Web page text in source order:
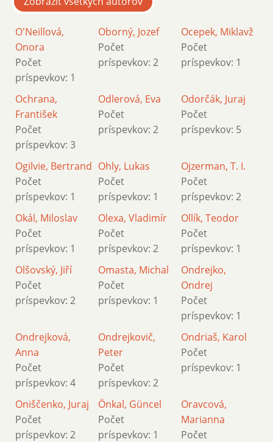
O'Neillová,
Onora
Počet
príspevkov: 1
Oborný, Jozef
Počet
príspevkov: 2
Ocepek, Miklavž
Počet
príspevkov: 1
Ochrana,
František
Počet
príspevkov: 3
Odlerová, Eva
Počet
príspevkov: 2
Odorčák, Juraj
Počet
príspevkov: 5
Ogilvie, Bertrand
Počet
príspevkov: 1
Ohly, Lukas
Počet
príspevkov: 1
Ojzerman, T. I.
Počet
príspevkov: 2
Okál, Miloslav
Počet
príspevkov: 1
Olexa, Vladimír
Počet
príspevkov: 2
Ollík, Teodor
Počet
príspevkov: 1
Olšovský, Jiří
Počet
príspevkov: 2
Omasta, Michal
Počet
príspevkov: 1
Ondrejko,
Ondrej
Počet
príspevkov: 1
Ondrejková,
Anna
Počet
príspevkov: 4
Ondrejkovič,
Peter
Počet
príspevkov: 2
Ondriaš, Karol
Počet
príspevkov: 1
Oniščenko, Juraj
Počet
príspevkov: 2
Önkal, Güncel
Počet
príspevkov: 1
Oravcová,
Marianna
Počet